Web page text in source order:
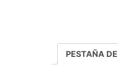
PESTAÑA